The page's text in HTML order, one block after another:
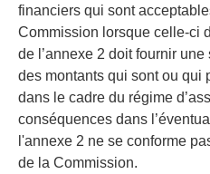
financiers qui sont
Commission lorsque celle-ci
de l’annexe 2 doit fournir
des montants qui sont ou qui
dans le cadre du régime
conséquences dans
l'annexe 2 ne se conforme
de la Commission.